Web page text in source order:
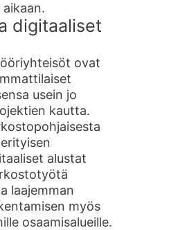
digitaaliset
ovat
usein jo
kautta.
alustat
laajemman
myös
osaamisalueille.